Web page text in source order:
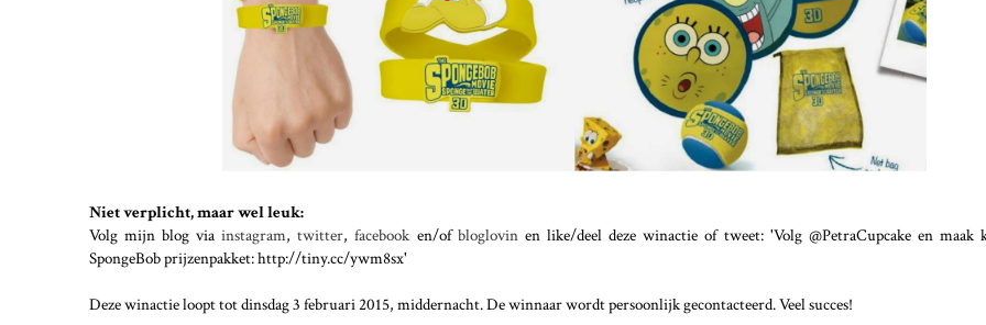
Niet verplicht, maar wel leuk:
Volg mijn blog viainstagram,twitter,facebook en/of bloglovin en like/deel deze winactie of tweet: 'Volg @PetraCupcake en maak
SpongeBob prijzenpakket: http://tiny.cc/ywm8sx'
Deze winactie loopt tot dinsdag 3 februari 2015, middernacht. De winnaar wordt persoonlijk gecontacteerd. Veel succes!